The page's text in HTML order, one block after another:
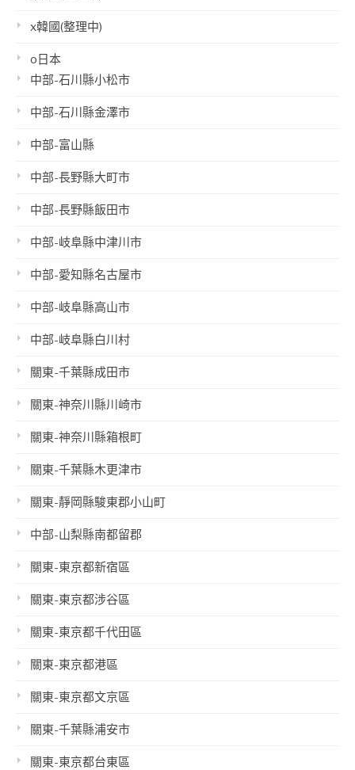
x韓國(整理中)
o日本
中部-石川縣小松市
中部-石川縣金澤市
中部-富山縣
中部-長野縣大町市
中部-長野縣飯田市
中部-岐阜縣中津川市
中部-愛知縣名古屋市
中部-岐阜縣高山市
中部-岐阜縣白川村
關東-千葉縣成田市
關東-神奈川縣川崎市
關東-神奈川縣箱根町
關東-千葉縣木更津市
關東-靜岡縣駿東郡小山町
中部-山梨縣南都留郡
關東-東京都新宿區
關東-東京都涉谷區
關東-東京都千代田區
關東-東京都港區
關東-東京都文京區
關東-千葉縣浦安市
關東-東京都台東區